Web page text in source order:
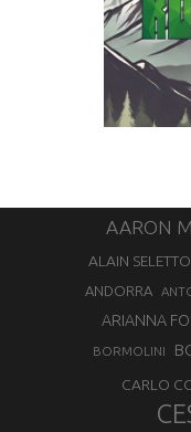
AARON
ALAIN SELETTO
ANDORRA
ARIANNA
BORMOLINI
CARLO